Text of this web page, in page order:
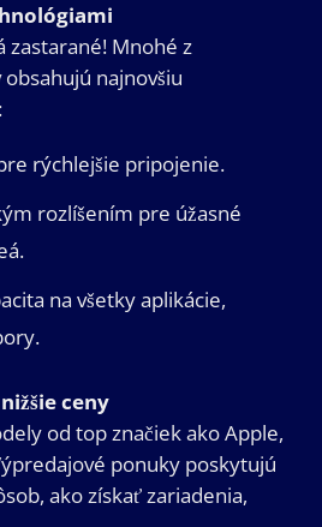
zastarané! Mnohé z
najnovšiu
rýchlejšie pripojenie.
rozlíšením pre úžasné
na všetky aplikácie,
ceny
od top značiek ako Apple,
ponuky poskytujú
ako získať zariadenia,